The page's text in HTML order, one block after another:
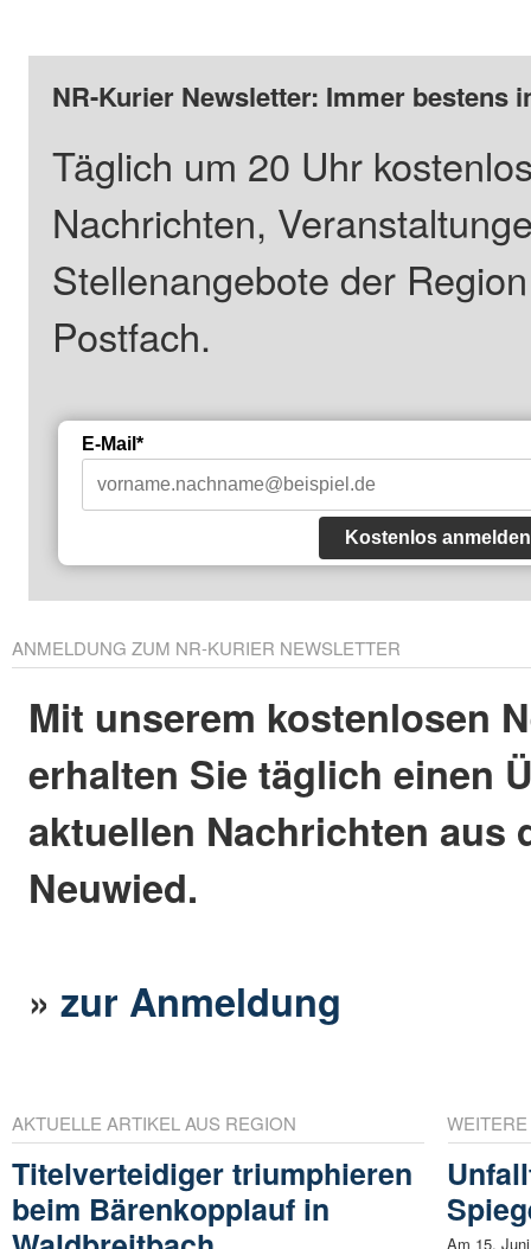
NR-Kurier Newsletter: Immer bestens
Täglich um 20 Uhr
Nachrichten,
Stellenangebote der
Postfach.
E-Mail*
Kostenlos anmelden
ANMELDUNG ZUM NR-KURIER NEWSLETTER
Mit unserem kostenlosen
erhalten Sie täglich einen
aktuellen Nachrichten aus
Neuwied.
»zur Anmeldung
AKTUELLE ARTIKEL AUS REGION
Titelverteidiger triumphieren
beim Bärenkopplauf in
Am 15.